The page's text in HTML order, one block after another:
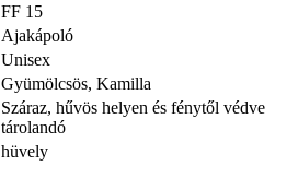
FF 15
Ajakápoló
Unisex
Gyümölcsös, Kamilla
Száraz, hűvös helyen és fénytől védve
tárolandó
hüvely